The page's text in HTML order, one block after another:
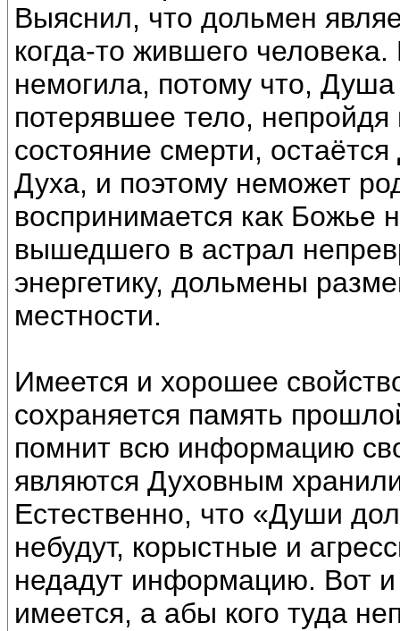
Выяснил, что дольмен
когда-то жившего
немогила, потому что,
потерявшее тело,
состояние смерти,
Духа, и поэтому неможет
воспринимается как Божье
вышедшего в астрал
энергетику, дольмены
местности.
Имеется и хорошее
сохраняется память
помнит всю информацию
являются Духовным
Естественно, что «Души
небудут, корыстные и
недадут информацию. Вот и
имеется, а абы кого туда